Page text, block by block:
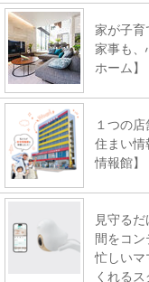
家が子育
家事も、
ホーム】
１つの
住まい情
情報館】
見守る
間をコ
忙しいマ
くれる